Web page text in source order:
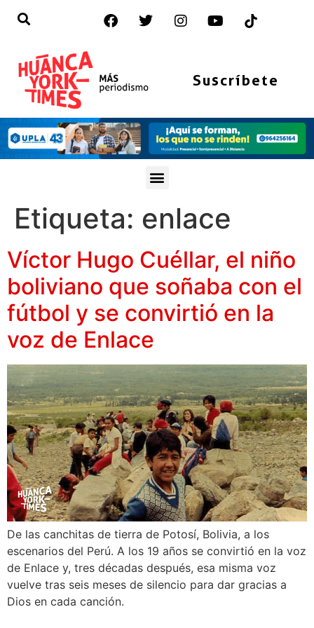
Suscríbete
Etiqueta: enlace
Víctor Hugo Cuéllar, el niño
boliviano que soñaba con el
fútbol y se convirtió en la
voz de Enlace
De las canchitas de tierra de Potosí, Bolivia, a los
escenarios del Perú. A los 19 años se convirtió en la voz
de Enlace y, tres décadas después, esa misma voz
vuelve tras seis meses de silencio para dar gracias a
Dios en cada canción.